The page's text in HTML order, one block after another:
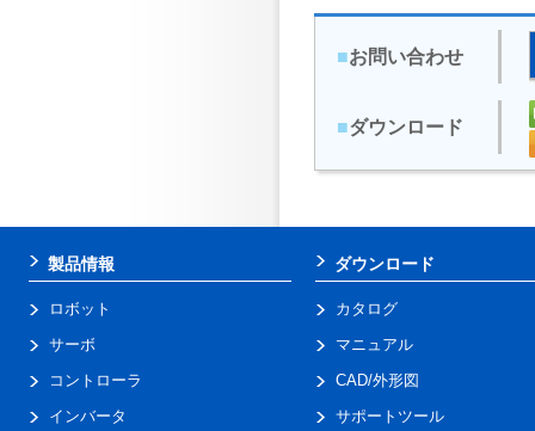
■お問い合わせ
■ダウンロード
製品情報
ロボット
サーボ
コントローラ
インバータ
ダウンロード
カタログ
マニュアル
CAD/外形図
サポートツール